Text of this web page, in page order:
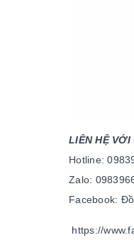
LIÊN HỆ VỚI
Hotline:
Zalo:
Facebook:
https://